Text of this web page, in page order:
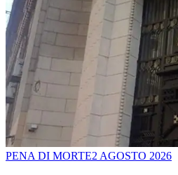
PENA DI MORTE2 AGOSTO 2026